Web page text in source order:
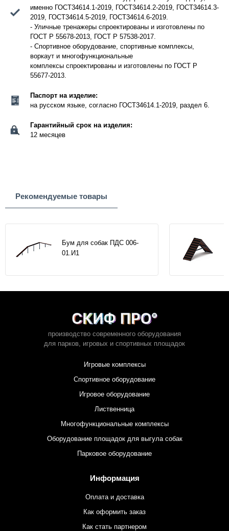
именно ГОСТ34614.1-2019, ГОСТ34614.2-2019, ГОСТ34614.3-
2019, ГОСТ34614.5-2019, ГОСТ34614.6-2019.
- Уличные тренажеры спроектированы и изготовлены по
ГОСТ Р 55678-2013, ГОСТ Р 57538-2017.
- Спортивное оборудование, спортивные комплексы,
воркаут и многофункциональные
комплексы спроектированы и изготовлены по ГОСТ Р
55677-2013.
Паспорт на изделие:
на русском языке, согласно ГОСТ34614.1-2019, раздел 6.
Гарантийный срок на изделия:
12 месяцев
Рекомендуемые товары
Бум для собак ПДС 006-
01.И1
производство современного оборудования
для парков, игровых и спортивных площадок
Игровые комплексы
Спортивное оборудование
Игровое оборудование
Лиственница
Многофункциональные комплексы
Оборудование площадок для выгула собак
Парковое оборудование
Информация
Оплата и доставка
Как оформить заказ
Как стать партнером